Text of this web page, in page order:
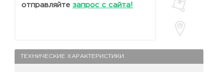
отправляйте запрос с сайта!
ТЕХНИЧЕСКИЕ ХАРАКТЕРИСТИКИ